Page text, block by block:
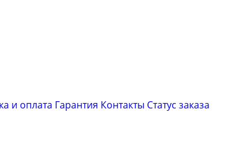
и оплата Гарантия Контакты Cтатус заказа